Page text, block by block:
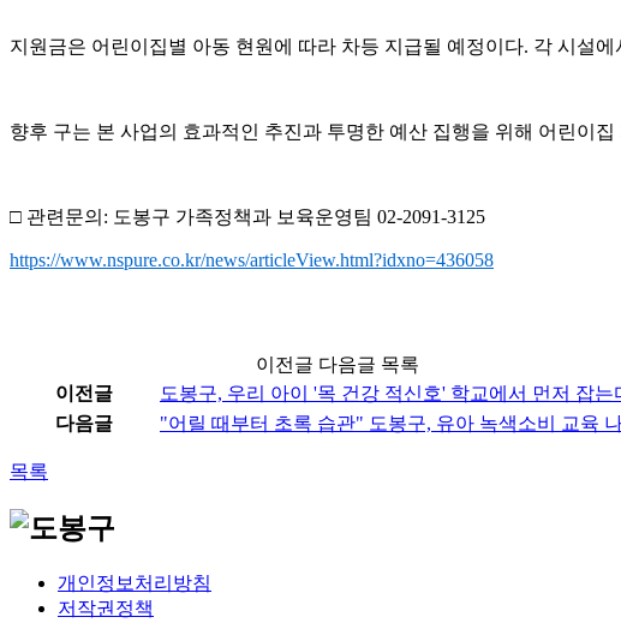
지원금은 어린이집별 아동 현원에 따라 차등 지급될 예정이다. 각 시설
향후 구는 본 사업의 효과적인 추진과 투명한 예산 집행을 위해 어린이
□ 관련문의: 도봉구 가족정책과 보육운영팀 02-2091-3125
https://www.nspure.co.kr/news/articleView.html?idxno=436058
이전글 다음글 목록
이전글
도봉구, 우리 아이 '목 건강 적신호' 학교에서 먼저 잡는
다음글
"어릴 때부터 초록 습관" 도봉구, 유아 녹색소비 교육
목록
개인정보처리방침
저작권정책